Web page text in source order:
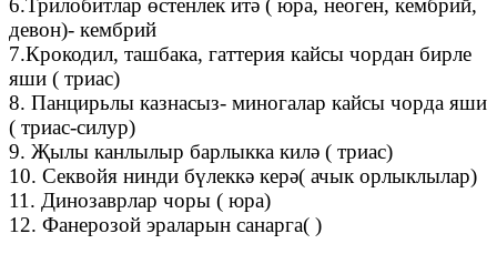
6.Трилобитлар өстенлек итә ( юра, неоген, кембрий,
девон)- кембрий
7.Крокодил, ташбака, гаттерия кайсы чордан бирле
яши ( триас)
8. Панцирьлы казнасыз- миногалар кайсы чорда яши
( триас-силур)
9. Җылы канлылыр барлыкка килә ( триас)
10. Секвойя нинди бүлеккә керә( ачык орлыклылар)
11. Динозаврлар чоры ( юра)
12. Фанерозой эраларын санарга( )